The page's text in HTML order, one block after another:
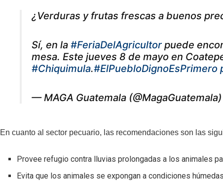
¿Verduras y frutas frescas a buenos
Sí, en la #FeriaDelAgricultorpuede
mesa. Este jueves 8 de mayo en
#Chiquimula.#ElPuebloDignoEsPrimero
— MAGA Guatemala (@MagaGuatemala)
En cuanto al sector pecuario, las recomendaciones son las
Provee refugio contra lluvias prolongadas a los animales
Evita que los animales se expongan a condiciones